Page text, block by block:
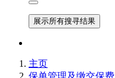
展示所有搜寻结果
主页
保单管理及缴交保费